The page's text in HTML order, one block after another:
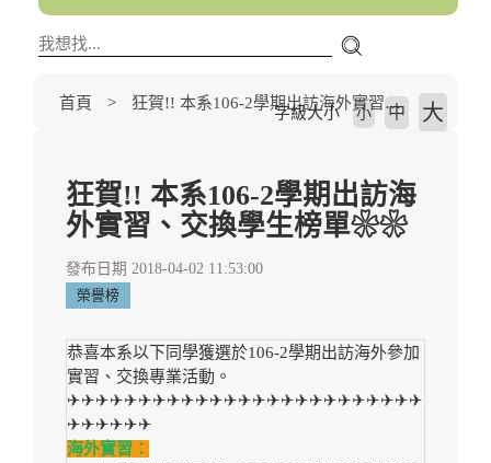
首頁 狂賀!! 本系106-2學期出訪海外實習、交換學生榜單❀❀
字級大小 小 中 大
狂賀!! 本系106-2學期出訪海
外實習、交換學生榜單❀❀
發布日期 2018-04-02 11:53:00
榮譽榜
恭喜本系以下同學獲選於106-2學期出訪海外參加
實習、交換專業活動。
✈✈✈✈✈✈✈✈✈✈✈✈✈✈✈✈✈✈✈✈✈✈✈✈✈
✈✈✈✈✈✈
海外實習：